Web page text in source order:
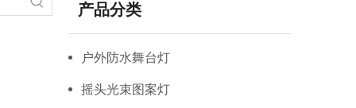
产品分类
户外防水舞台灯
摇头光束图案灯